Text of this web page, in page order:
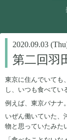
2020.09.03
第二回羽
東京に住んでいても
し、いつも食べてい
例えば、東京バナナ。
いぜん働いていた、
物と思っていたみた